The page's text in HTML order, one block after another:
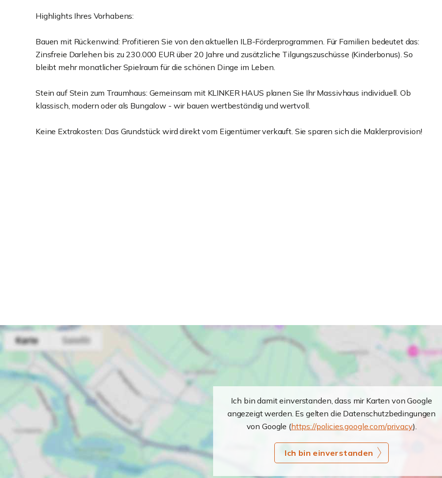
Highlights Ihres Vorhabens:
Bauen mit Rückenwind: Profitieren Sie von den aktuellen ILB-Förderprogrammen. Für Familien bedeutet das:
Zinsfreie Darlehen bis zu 230.000 EUR über 20 Jahre und zusätzliche Tilgungszuschüsse (Kinderbonus). So
bleibt mehr monatlicher Spielraum für die schönen Dinge im Leben.
Stein auf Stein zum Traumhaus: Gemeinsam mit KLINKER HAUS planen Sie Ihr Massivhaus individuell. Ob
klassisch, modern oder als Bungalow - wir bauen wertbeständig und wertvoll.
Keine Extrakosten: Das Grundstück wird direkt vom Eigentümer verkauft. Sie sparen sich die Maklerprovision!
Ich bin damit einverstanden, dass mir Karten von Google
angezeigt werden. Es gelten die Datenschutzbedingungen
von Google (https://policies.google.com/privacy).
Ich bin einverstanden